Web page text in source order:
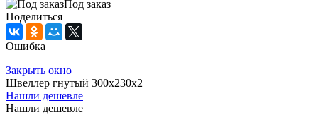
Под заказ
Поделиться
Ошибка
Закрыть окно
Швеллер гнутый 300х230х2
Нашли дешевле
Нашли дешевле